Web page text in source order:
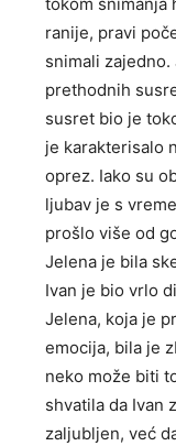
ranije, pravi
snimali
prethodnih
susret bio je
je karakterisalo
oprez. Iako su
ljubav je s
prošlo više od
Jelena je bila
Ivan je bio vrlo
Jelena, koja je
emocija, bila je
neko može biti
shvatila da Ivan
zaljubljen, već